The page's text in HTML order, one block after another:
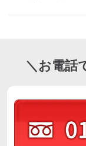
＼お電話